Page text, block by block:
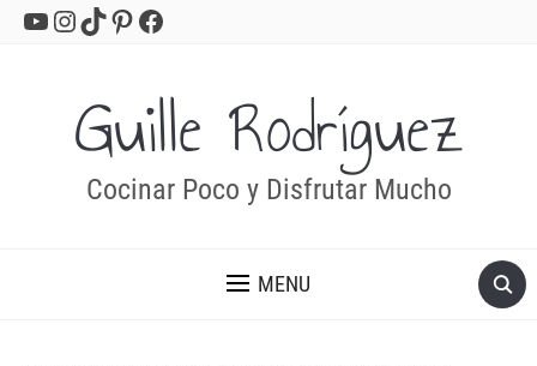
YouTube
Instagram
TikTok
Pinterest
Facebook
Guille Rodríguez
Cocinar Poco y Disfrutar Mucho
MENU